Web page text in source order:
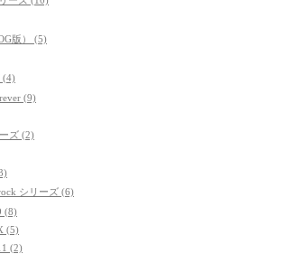
版） (5)
(4)
(9)
ズ (2)
シリーズ (6)
(8)
(5)
(2)